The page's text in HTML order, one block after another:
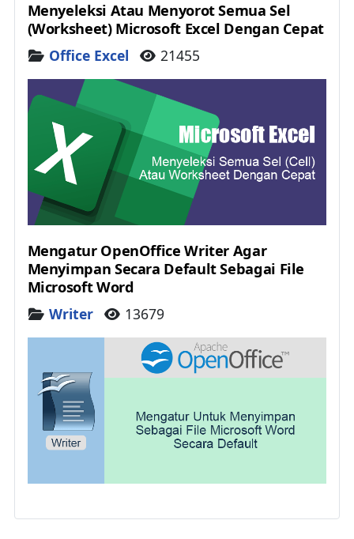
Menyeleksi Atau Menyorot Semua Sel
(Worksheet) Microsoft Excel Dengan Cepat
DetailsOffice Excel 21455
Mengatur OpenOffice Writer Agar
Menyimpan Secara Default Sebagai File
Microsoft Word
Details
Writer 13679